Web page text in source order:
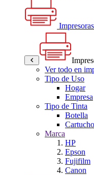
Ver todo en
Tipo de Uso
Hogar
Empresa
Tipo de Tinta
Botella
Cartucho
Marca
HP
Epson
Fujifilm
Canon